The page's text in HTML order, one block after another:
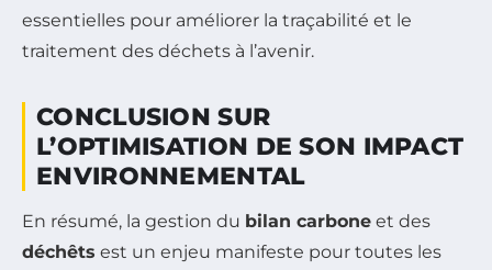
essentielles pour améliorer la traçabilité et le
traitement des déchets à l’avenir.
CONCLUSION SUR
L’OPTIMISATION DE SON IMPACT
ENVIRONNEMENTAL
En résumé, la gestion du bilan carbone et des
déchêts est un enjeu manifeste pour toutes les